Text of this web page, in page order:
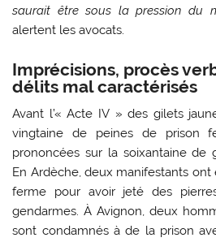
saurait être sous la pression du
alertent les avocats.
Imprécisions, procès
délits mal caractérisés
Avant l’« Acte IV » des gilets
vingtaine de peines de prison
prononcées sur la soixantaine de
En Ardèche, deux manifestants ont
ferme pour avoir jeté des
gendarmes. À Avignon, deux
sont condamnés à de la prison